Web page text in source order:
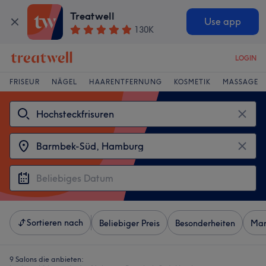
Treatwell
130K
Use app
LOGIN
FRISEUR NÄGEL HAARENTFERNUNG KOSMETIK MASSAGE
Sortieren nach Beliebiger Preis Besonderheiten
9 Salons die anbieten: